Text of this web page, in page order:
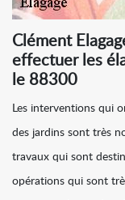
Clément
effectuer les
le 88300
Les interventions qui
des jardins sont très
travaux qui sont
opérations qui sont